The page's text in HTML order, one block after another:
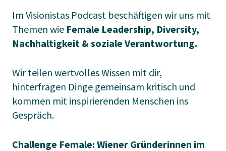
Im Visionistas Podcast beschäftigen wir uns mit
Themen wie Female Leadership, Diversity,
Nachhaltigkeit &soziale Verantwortung.
Wir teilen wertvolles Wissen mit dir,
hinterfragen Dinge gemeinsam kritisch und
kommen mit inspirierenden Menschen ins
Gespräch.
Challenge Female: Wiener Gründerinnen im